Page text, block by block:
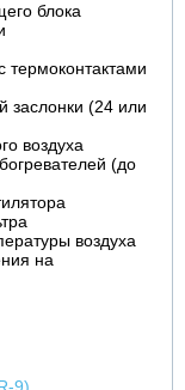
блока
термоконтактами
заслонки (24 или
воздуха
(до
воздуха
на